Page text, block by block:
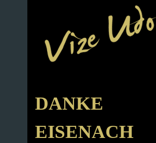
DANKE
EISENACH